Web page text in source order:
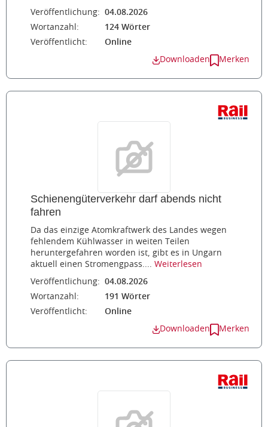
Veröffentlichung:
04.08.2026
Wortanzahl:
124 Wörter
Veröffentlicht:
Online
Downloaden Merken
Schienengüterverkehr darf abends nicht
fahren
Da das einzige Atomkraftwerk des Landes wegen
fehlendem Kühlwasser in weiten Teilen
heruntergefahren worden ist, gibt es in Ungarn
aktuell einen Stromengpass.... Weiterlesen
Veröffentlichung:
04.08.2026
Wortanzahl:
191 Wörter
Veröffentlicht:
Online
Downloaden Merken